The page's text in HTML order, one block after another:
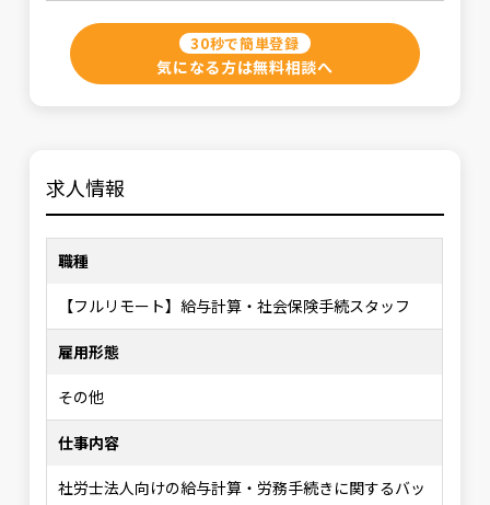
30秒で簡単登録
気になる方は無料相談へ
求人情報
職種
【フルリモート】給与計算・社会保険手続スタッフ
雇用形態
その他
仕事内容
社労士法人向けの給与計算・労務手続きに関するバッ